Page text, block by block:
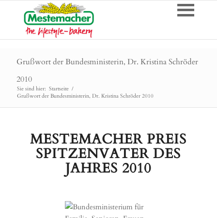
Grußwort der Bundesministerin, Dr. Kristina Schröder
2010
Sie sind hier: Startseite /
Grußwort der Bundesministerin, Dr. Kristina Schröder 2010
MESTEMACHER PREIS
SPITZENVATER DES
JAHRES 2010